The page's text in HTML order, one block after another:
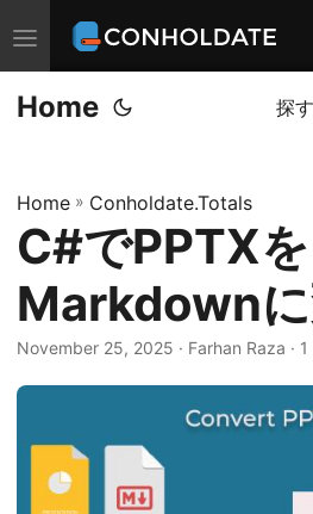
ナ
ビ
ゲ
ョ
ン
切
替
Home 探す
Home » Conholdate.Totals
C#でPPTXを
Markdown
November 25, 2025 · Farhan Raza · 1